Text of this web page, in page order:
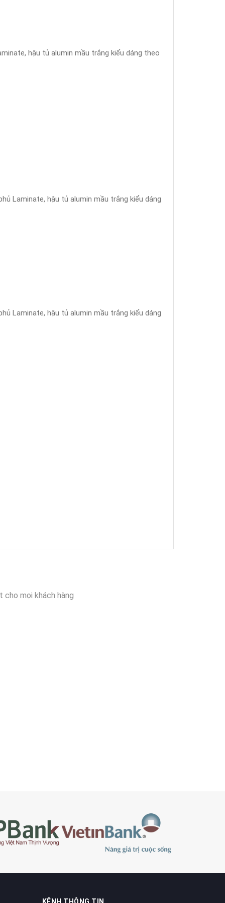
hậu tủ alumin mầu trắng kiểu dáng theo
Laminate, hậu tủ alumin mầu trắng kiểu dáng
Laminate, hậu tủ alumin mầu trắng kiểu dáng
cho mọi khách hàng